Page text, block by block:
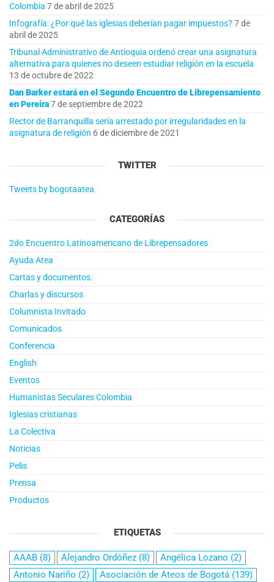
Colombia 7 de abril de 2025
Infografía: ¿Por qué las iglesias deberían pagar impuestos? 7 de
abril de 2025
Tribunal Administrativo de Antioquia ordenó crear una asignatura
alternativa para quienes no deseen estudiar religión en la escuela
13 de octubre de 2022
Dan Barker estará en el Segundo Encuentro de Librepensamiento
en Pereira7 de septiembre de 2022
Rector de Barranquilla sería arrestado por irregularidades en la
asignatura de religión 6 de diciembre de 2021
TWITTER
Tweets by bogotaatea
CATEGORÍAS
2do Encuentro Latinoamericano de Librepensadores
Ayuda Atea
Cartas y documentos.
Charlas y discursos
Columnista Invitado
Comunicados
Conferencia
English
Eventos
Humanistas Seculares Colombia
Iglesias cristianas
La Colectiva
Noticias
Pelis
Prensa
Productos
ETIQUETAS
AAAB (8) Alejandro Ordóñez (8) Angélica Lozano (2)
Antonio Nariño (2) Asociación de Ateos de Bogotá (139)